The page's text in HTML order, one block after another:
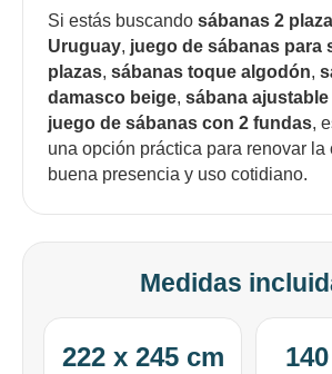
Si estás buscando sábanas 2
Uruguay, juego de sábanas para
plazas, sábanas toque algodón,
damasco beige, sábana ajustable
juego de sábanas con 2 fundas,
una opción práctica para renovar la
buena presencia y uso cotidiano.
Medidas
222 x 245 cm
Comprá ahora y
Después, hasta
cuotas y sin tocar
tarjeta de
¡Sumate a la forma más
comprar!
Comprá en 3 cuotas sin recargo
12 cuotas * ¡Solo con tu
Verifica si estás calificado para
Estás calificado para comprar
prefieras!
Elegí tus productos
Ups!
Parece que no tenes oferta,
el inconveniente, por
¡Algo salió
Por favor intenta nuevamente